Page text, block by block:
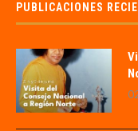
PUBLICACIONES